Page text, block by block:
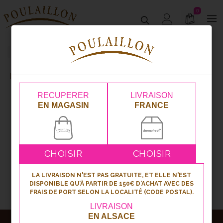
0
Page 2
Pâtisserie
6
RECUPERER
EN MAGASIN
CHOISIR
LA LIVRAISON N'EST PAS GRATUITE, ET ELLE N'EST
DISPONIBLE QU'À PARTIR DE 150€ D'ACHAT AVEC DES
FRAIS DE PORT SELON LA LOCALITÉ (CODE POSTAL).
LIVRAISON
EN ALSACE
LIVRAISON
FRANCE
CHOISIR